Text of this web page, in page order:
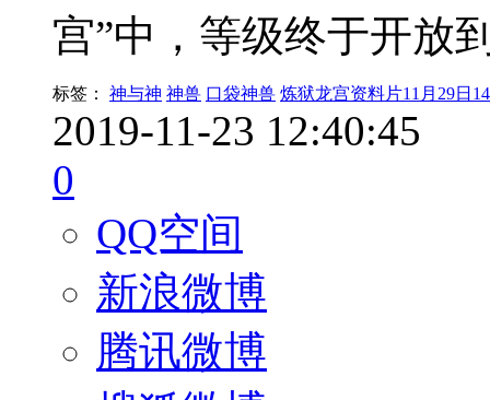
宫”中，等级终于开放
标签： 神与神 神兽 口袋神兽 炼狱龙宫资料片11月29日
2019-11-23 12:40:45
0
QQ空间
新浪微博
腾讯微博